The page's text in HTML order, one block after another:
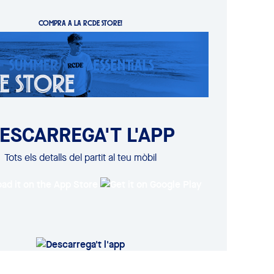
COMPRA A LA RCDE STORE!
L'APP
Tots els detalls del partit al teu mòbil